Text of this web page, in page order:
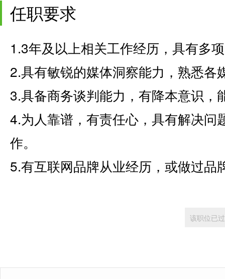
任职要求
1.3年及以上相关工作经历，具有多
2.具有敏锐的媒体洞察能力，熟悉各
3.具备商务谈判能力，有降本意识，
4.为人靠谱，有责任心，具有解决问
作。
5.有互联网品牌从业经历，或做过品
该职位已